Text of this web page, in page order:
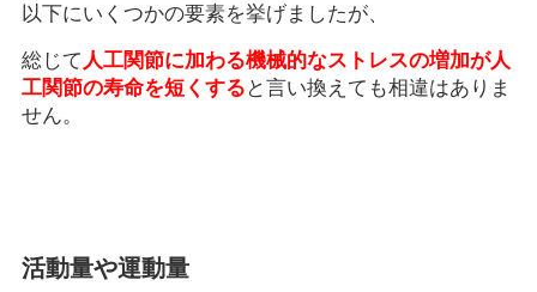
以下にいくつかの要素を挙げましたが、
総じて 人工関節に加わる機械的なストレスの増加が人
工関節の寿命を短くする と言い換えても相違はありま
せん。
活動量や運動量